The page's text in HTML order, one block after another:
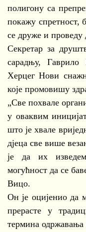
полигону са
покажу спретност,
се друже и проведу
Секретар за
сарадњу,
Херцег Нови
које промовишу
„Све похвале
у оваквим
што је хвале
дјеца све више
је да их
могућност да се
Вицо.
Он је оцијенио да
прерасте у
термина одржавања